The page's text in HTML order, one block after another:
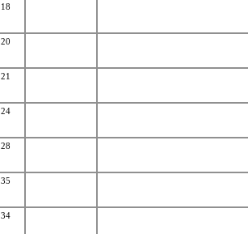
18
20
21
24
28
35
34